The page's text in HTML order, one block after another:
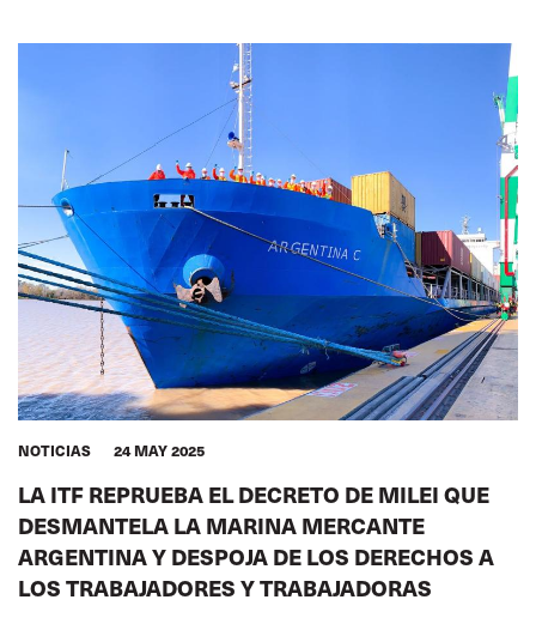
NOTICIAS 24 MAY 2025
LA ITF REPRUEBA EL DECRETO DE MILEI QUE
DESMANTELA LA MARINA MERCANTE
ARGENTINA Y DESPOJA DE LOS DERECHOS A
LOS TRABAJADORES Y TRABAJADORAS